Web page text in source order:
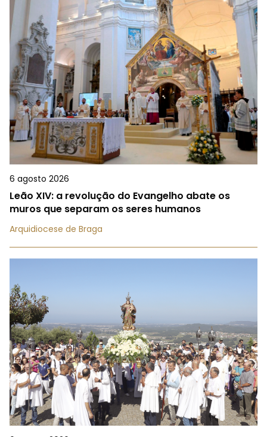
6 agosto 2026
Leão XIV: a revolução do Evangelho abate os
muros que separam os seres humanos
Arquidiocese de Braga